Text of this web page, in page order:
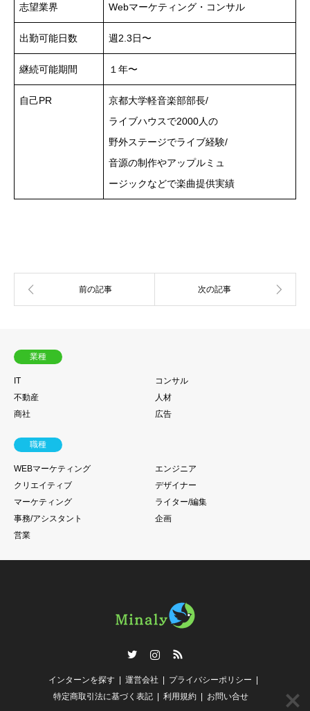
志望業界 Webマーケティング・コンサル
出勤可能日数 週2.3日〜
継続可能期間 １年〜
自己PR
京都大学軽音楽部部長/
ライブハウスで2000人の
野外ステージでライブ経験/
音源の制作やアップルミュ
ージックなどで楽曲提供実績
業種
IT
コンサル
不動産
人材
商社
広告
職種
WEBマーケティング
エンジニア
クリエイティブ
デザイナー
マーケティング
ライター/編集
事務/アシスタント
企画
営業
インターンを探す 運営会社
プライバシーポリシー
特定商取引法に基づく表記
利用規約 お問い合せ